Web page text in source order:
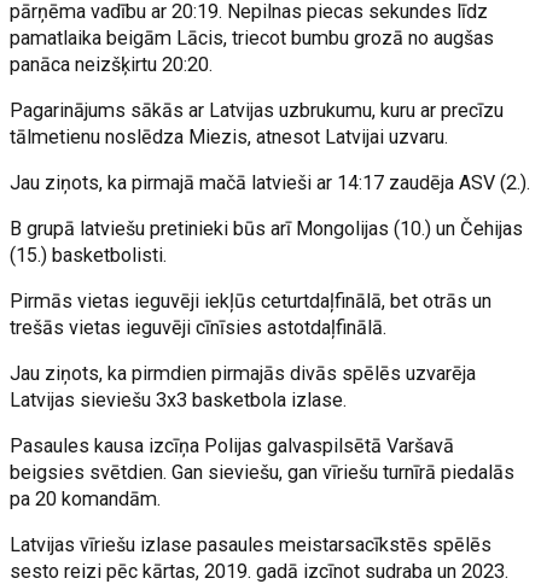
pārņēma vadību ar 20:19. Nepilnas piecas sekundes līdz
pamatlaika beigām Lācis, triecot bumbu grozā no augšas
panāca neizšķirtu 20:20.
Pagarinājums sākās ar Latvijas uzbrukumu, kuru ar precīzu
tālmetienu noslēdza Miezis, atnesot Latvijai uzvaru.
Jau ziņots, ka pirmajā mačā latvieši ar 14:17 zaudēja ASV (2.).
B grupā latviešu pretinieki būs arī Mongolijas (10.) un Čehijas
(15.) basketbolisti.
Pirmās vietas ieguvēji iekļūs ceturtdaļfinālā, bet otrās un
trešās vietas ieguvēji cīnīsies astotdaļfinālā.
Jau ziņots, ka pirmdien pirmajās divās spēlēs uzvarēja
Latvijas sieviešu 3x3 basketbola izlase.
Pasaules kausa izcīņa Polijas galvaspilsētā Varšavā
beigsies svētdien. Gan sieviešu, gan vīriešu turnīrā piedalās
pa 20 komandām.
Latvijas vīriešu izlase pasaules meistarsacīkstēs spēlēs
sesto reizi pēc kārtas, 2019. gadā izcīnot sudraba un 2023.